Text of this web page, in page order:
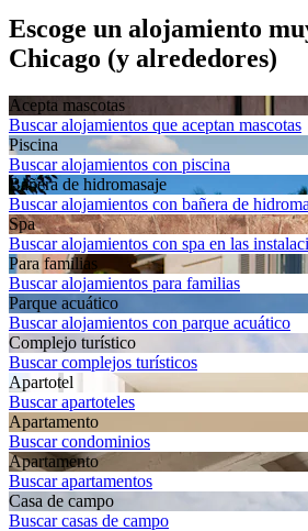
Escoge un alojamiento
Chicago (y alrededores)
Acepta mascotas
Buscar alojamientos que aceptan mascotas
Piscina
Buscar alojamientos con piscina
Bañera de hidromasaje
Buscar alojamientos con bañera de
Spa
Buscar alojamientos con spa en las
Para familias
Buscar alojamientos para familias
Parque acuático
Buscar alojamientos con parque acuático
Complejo turístico
Buscar complejos turísticos
Apartotel
Buscar apartoteles
Apartamento
Buscar condominios
Apartamento
Buscar apartamentos
Casa de campo
Buscar casas de campo